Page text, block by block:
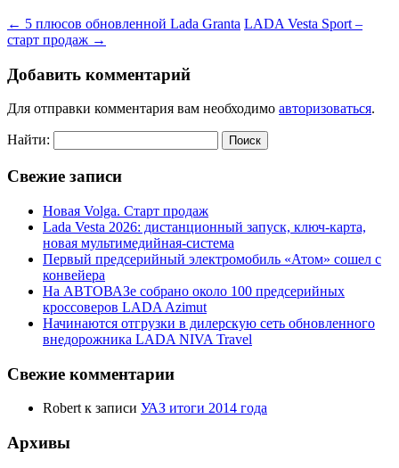
← 5 плюсов обновленной Lada Granta LADA Vesta Sport –
старт продаж →
Добавить комментарий
Для отправки комментария вам необходимо авторизоваться.
Найти:
Свежие записи
Новая Volga. Старт продаж
Lada Vesta 2026: дистанционный запуск, ключ-карта,
новая мультимедийная-система
Первый предсерийный электромобиль «Атом» сошел с
конвейера
На АВТОВАЗе собрано около 100 предсерийных
кроссоверов LADA Azimut
Начинаются отгрузки в дилерскую сеть обновленного
внедорожника LADA NIVA Travel
Свежие комментарии
Robert к записи УАЗ итоги 2014 года
Архивы